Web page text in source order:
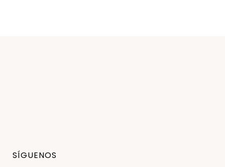
SÍGUENOS